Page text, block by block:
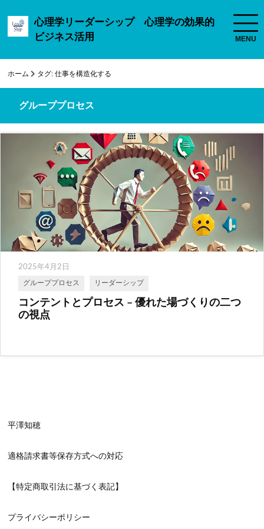
心理学リーダーシップ 心理学の効果的
ビジネス活用
ホーム タグ:仕事を構造化する
グループプロセス
2025年4月2日
グループプロセス リーダーシップ
コンテントとプロセス – 優れた場づくりの二つ
の視点
平澤知穂
適格請求書等保存方式への対応
【特定商取引法に基づく表記】
プライバシーポリシー